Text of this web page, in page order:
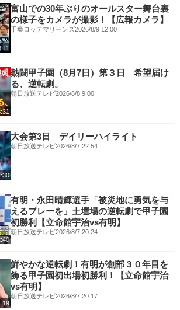
って挑戦するアスリートのオリジナル動画をお届
channel/UCsoJhpdYq3TRfGVibGy-iXA?
とは？】
」は、読売テレビのスポーツ番組「あすリート」
ービスです。読売テレビとrtvが共同で運営する
」では、関西の地で夢を持って挑戦するアスリー
画や取材記事、ライブ配信動画など“他のメディ
ナルコンテンツ”をお届けしています。
公式サイト：https://ytv-athlete.jp/
ト』は、毎週土曜 ひる11:35～放送！（関西エリ
アカウント
ル：
： / athlete_ytv
富山での30年ぶりのオールスター舞台裏
の様子をカメラが撮影！【広報カメラ】
千葉ロッテマリーンズ2026/8/9 12:00
熱闘甲子園（8月7日）第３日 希望届け
る、逆転劇。
朝日放送テレビ2026/8/8 9:00
大会第3日 デイリーハイライト
朝日放送テレビ2026/8/7 22:54
有明・永田晴輝選手「被災地に勇気を与
えるプレーを」土壇場の逆転劇で甲子園
初勝利【立命館宇治vs有明】
朝日放送テレビ2026/8/7 20:24
鮮やかな逆転劇！有明が創部３０年目を
飾る甲子園初出場初勝利！【立命館宇治
vs有明】
朝日放送テレビ2026/8/7 20:17